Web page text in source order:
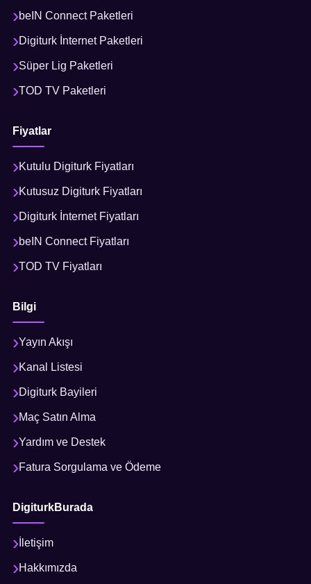
beIN Connect Paketleri
Digiturk İnternet Paketleri
Süper Lig Paketleri
TOD TV Paketleri
Fiyatlar
Kutulu Digiturk Fiyatları
Kutusuz Digiturk Fiyatları
Digiturk İnternet Fiyatları
beIN Connect Fiyatları
TOD TV Fiyatları
Bilgi
Yayın Akışı
Kanal Listesi
Digiturk Bayileri
Maç Satın Alma
Yardım ve Destek
Fatura Sorgulama ve Ödeme
DigiturkBurada
İletişim
Hakkımızda